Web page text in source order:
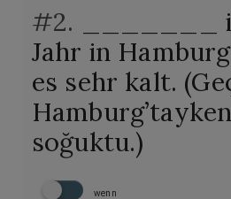
#2. _______
Jahr in
es sehr kalt.
soğuktu.)
wenn